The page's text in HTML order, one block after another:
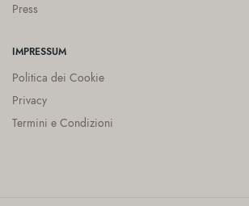
Press
IMPRESSUM
Politica dei Cookie
Privacy
Termini e Condizioni